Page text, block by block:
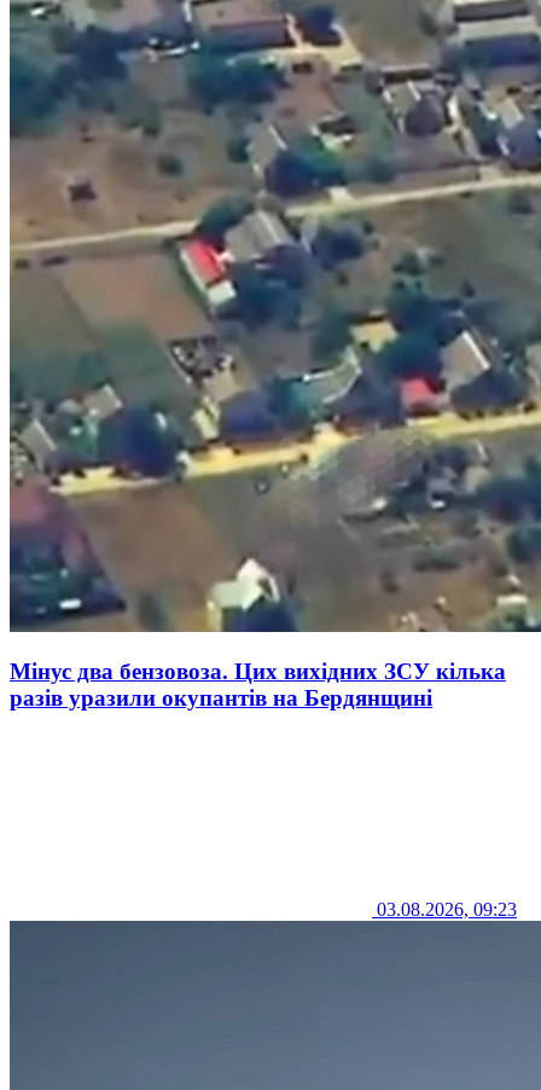
Мінус два бензовоза. Цих вихідних ЗСУ кілька
разів уразили окупантів на Бердянщині
03.08.2026, 09:23